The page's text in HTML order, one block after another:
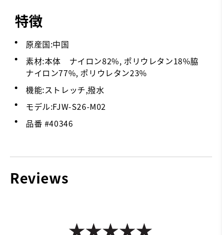
特徴
原産国:中国
素材:本体 ナイロン82%, ポリウレタン18%脇
ナイロン77%, ポリウレタン23%
機能:ストレッチ,撥水
モデル:FJW-S26-M02
品番 #40346
Reviews